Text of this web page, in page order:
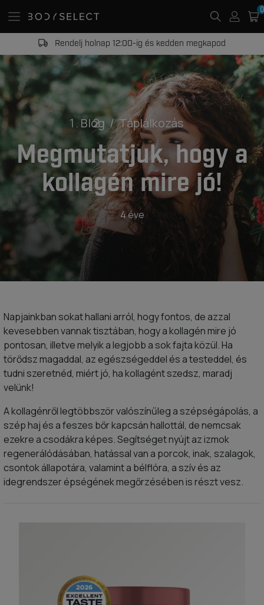
Rendelj holnap 12:00-ig és kedden megkapod
Blog Táplálkozás
Megmutatjuk, hogy a
kollagén mire jó!
4 éve
Napjainkban sokat hallani arról, hogy fontos, de azzal
kevesebben vannak tisztában, hogy a kollagén mire jó
pontosan, illetve melyik a legjobb a sok fajta közül. Ha
törődsz magaddal, az egészségeddel és a testeddel, és
tudni szeretnéd, miért jó, ha kollagént szedsz, maradj
velünk!
A kollagénről legtöbbször valószínűleg a szépségápolás, a
szép haj és a feszes bőr kapcsán hallottál, de nemcsak
ezekre a csodákra képes. Segítséget nyújt az izmok
regenerálódásában, hatással van a porcok, inak, szalagok,
csontok állapotára, valamint a bélflóra, a szív és az
idegrendszer épségének megőrzésében is részt vesz.
0